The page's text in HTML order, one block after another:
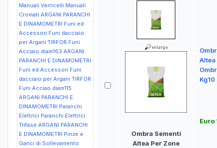
Manuali Verricelli Manuali
Cromati ARGANI PARANCHI
E DINAMOMETRI Funi ed
Accessori Funi dacciaio
per Argani TIRFOR Funi
Acciaio diam163 ARGANI
PARANCHI E DINAMOMETRI
Funi ed Accessori Funi
dacciaio per Argani TIRFOR
Funi Acciao diam115
ARGANI PARANCHI E
DINAMOMETRI Paranchi
Elettrici Paranchi Elettrici
Trifase ARGANI PARANCHI
E DINAMOMETRI Pinze e
Ganci di Sollevamento
Ombra Sementi
Altea Per Zone
Altea
Kg10
Euro